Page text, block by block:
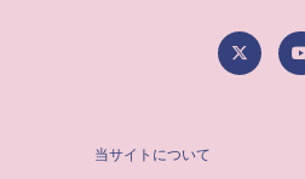
当サイトについて